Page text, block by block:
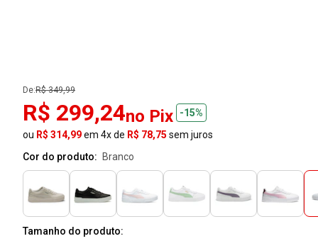
De:R$ 349,99
R$ 299,24no Pix
-15%
ou R$ 314,99em 4x de R$ 78,75 sem juros
Cor do produto:
branco
Tamanho do produto: